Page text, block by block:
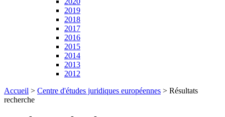
2019
2018
2017
2016
2015
2014
2013
2012
Accueil > Centre d'études juridiques européennes > Résultats
recherche